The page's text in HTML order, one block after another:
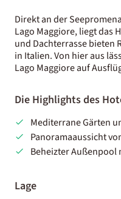
Direkt an der
Lago Maggiore, liegt das
und Dachterrasse bieten
in Italien. Von hier aus
Lago Maggiore auf
Die Highlights des
Mediterrane Gärten
Panoramaaussicht
Beheizter Außenpool
Lage